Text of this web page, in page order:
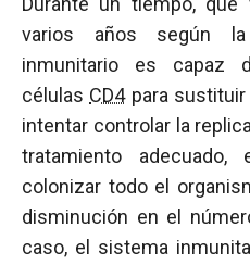
varios años según
inmunitario es capaz
células CD4para sustituir
intentar controlar la
tratamiento
colonizar todo el
disminución en el
caso, el sistema